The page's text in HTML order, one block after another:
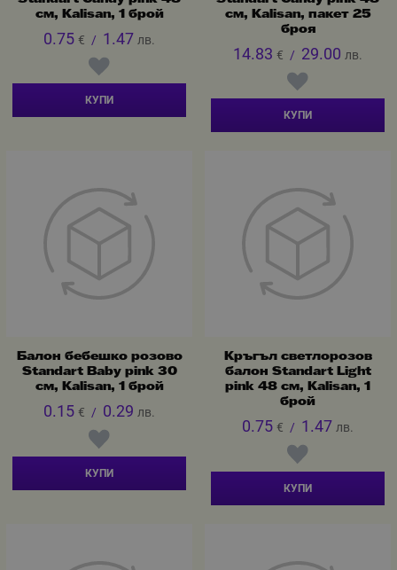
см, Kalisan, 1 брой
0.75 € / 1.47 лв.
КУПИ
см, Kalisan, пакет 25
броя
14.83 € / 29.00 лв.
КУПИ
Балон бебешко розово
Standart Baby pink 30
см, Kalisan, 1 брой
0.15 € / 0.29 лв.
КУПИ
Кръгъл светлорозов
балон Standart Light
pink 48 см, Kalisan, 1
брой
0.75 € / 1.47 лв.
КУПИ